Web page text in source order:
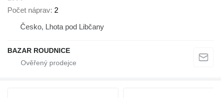
Počet náprav 2
Česko, Lhota pod Libčany
BAZAR ROUDNICE